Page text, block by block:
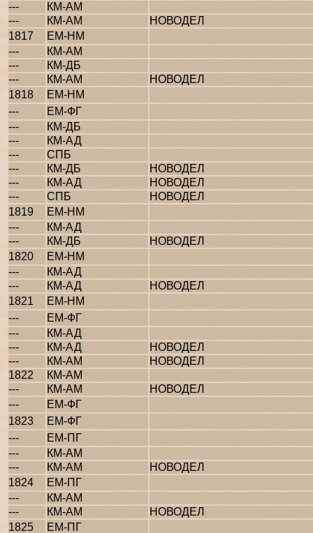
---
КМ-АМ
---
КМ-АМ
НОВОДЕЛ
1817
ЕМ-НМ
---
КМ-АМ
---
КМ-ДБ
---
КМ-АМ
НОВОДЕЛ
1818
ЕМ-НМ
---
ЕМ-ФГ
---
КМ-ДБ
---
КМ-АД
---
СПБ
---
КМ-ДБ
НОВОДЕЛ
---
КМ-АД
НОВОДЕЛ
---
СПБ
НОВОДЕЛ
1819
ЕМ-НМ
---
КМ-АД
---
КМ-ДБ
НОВОДЕЛ
1820
ЕМ-НМ
---
КМ-АД
---
КМ-АД
НОВОДЕЛ
1821
ЕМ-НМ
---
ЕМ-ФГ
---
КМ-АД
---
КМ-АД
НОВОДЕЛ
---
КМ-АМ
НОВОДЕЛ
1822
КМ-АМ
---
КМ-АМ
НОВОДЕЛ
---
ЕМ-ФГ
1823
ЕМ-ФГ
---
ЕМ-ПГ
---
КМ-АМ
---
КМ-АМ
НОВОДЕЛ
1824
ЕМ-ПГ
---
КМ-АМ
---
КМ-АМ
НОВОДЕЛ
1825
ЕМ-ПГ